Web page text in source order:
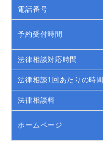
電話番号
予約受付時間
法律相談対応時間
法律相談1回あたりの時間
法律相談料
ホームページ